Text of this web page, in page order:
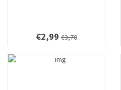
€2,99 €3,70